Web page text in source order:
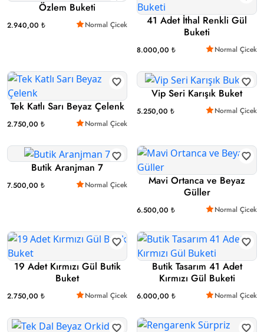
Özlem Buketi
2.940,00 ₺ Normal Çicek
41 Adet İthal Renkli Gül
Buketi
8.000,00 ₺ Normal Çicek
Tek Katlı Sarı Beyaz Çelenk
2.750,00 ₺ Normal Çicek
Vip Seri Karışık Buket
5.250,00 ₺ Normal Çicek
Butik Aranjman 7
7.500,00 ₺ Normal Çicek
Mavi Ortanca ve Beyaz
Güller
6.500,00 ₺ Normal Çicek
19 Adet Kırmızı Gül Butik
Buket
2.750,00 ₺ Normal Çicek
Butik Tasarım 41 Adet
Kırmızı Gül Buketi
6.000,00 ₺ Normal Çicek